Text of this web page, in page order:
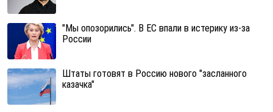
"Мы опозорились". В ЕС впали в истерику из-за
России
Штаты готовят в Россию нового "засланного
казачка"